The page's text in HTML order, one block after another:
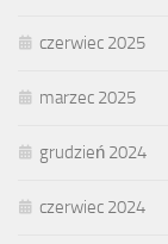
czerwiec 2025
marzec 2025
grudzień 2024
czerwiec 2024